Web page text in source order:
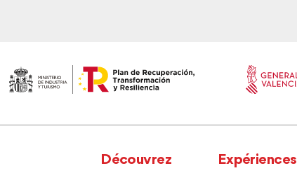
Découvrez Expériences